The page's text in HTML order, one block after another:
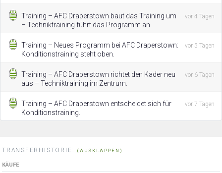
Training – AFC Draperstown baut das Training um
– Techniktraining führt das Programm an.
vor 4 Tagen
Training – Neues Programm bei AFC Draperstown:
Konditionstraining steht oben.
vor 5 Tagen
Training – AFC Draperstown richtet den Kader neu
aus – Techniktraining im Zentrum.
vor 6 Tagen
Training – AFC Draperstown entscheidet sich für
Konditionstraining.
vor 7 Tagen
TRANSFERHISTORIE: (AUSKLAPPEN)
KÄUFE